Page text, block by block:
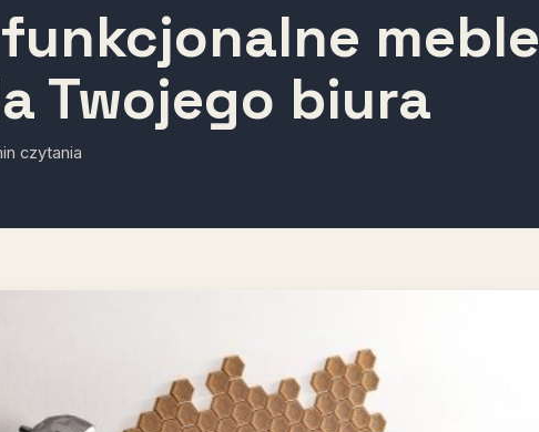
meble
Twojego biura
czytania